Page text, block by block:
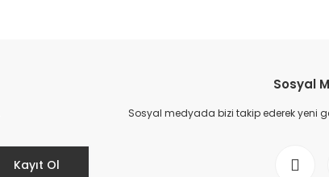
Kayıt Ol
Sosyal
Sosyal medyada bizi takip ederek yeni